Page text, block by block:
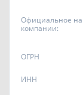
Официальное
компании:
ОГРН
ИНН